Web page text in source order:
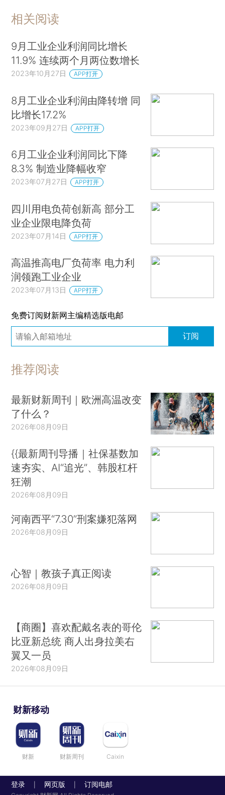
相关阅读
9月工业企业利润同比增长
11.9% 连续两个月两位数增长
2023年10月27日 APP打开
8月工业企业利润由降转增 同
比增长17.2%
2023年09月27日 APP打开
6月工业企业利润同比下降
8.3% 制造业降幅收窄
2023年07月27日 APP打开
四川用电负荷创新高 部分工
业企业限电降负荷
2023年07月14日 APP打开
高温推高电厂负荷率 电力利
润领跑工业企业
2023年07月13日 APP打开
免费订阅财新网主编精选版电邮
订阅
推荐阅读
最新财新周刊｜欧洲高温改变
了什么？
2026年08月09日
{{最新周刊导播｜社保基数加
速夯实、AI“追光”、韩股杠杆
狂潮
2026年08月09日
河南西平“7.30”刑案嫌犯落网
2026年08月09日
心智｜教孩子真正阅读
2026年08月09日
【商圈】喜欢配戴名表的哥伦
比亚新总统 商人出身拉美右
翼又一员
2026年08月09日
财新移动
财新 财新周刊 Caixin
登录 网页版 订阅电邮